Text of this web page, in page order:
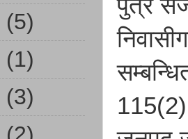
(5)
(1)
(3)
(2)